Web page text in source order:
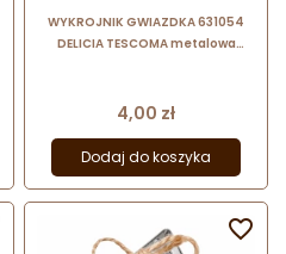
WYKROJNIK GWIAZDKA 631054
DELICIA TESCOMA metalowa
Cena
4,00 zł
Dodaj do koszyka
